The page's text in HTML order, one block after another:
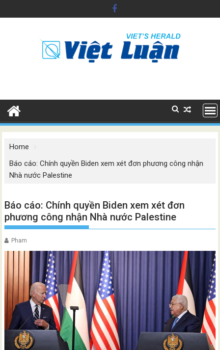
to
Home
Báo cáo: Chính quyền Biden xem xét đơn phương công nhận
Nhà nước Palestine
Báo cáo: Chính quyền Biden xem xét đơn
phương công nhận Nhà nước Palestine
Pham